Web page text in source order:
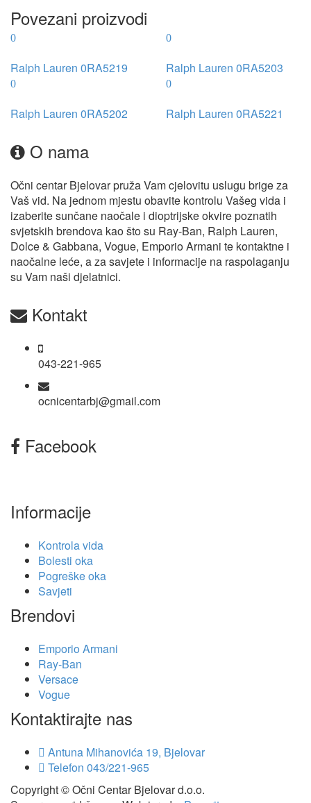
Povezani proizvodi
Ralph Lauren 0RA5219 Ralph Lauren 0RA5203
Ralph Lauren 0RA5202 Ralph Lauren 0RA5221
O nama
Očni centar Bjelovar pruža Vam cjelovitu uslugu brige za
Vaš vid. Na jednom mjestu obavite kontrolu Vašeg vida i
izaberite sunčane naočale i dioptrijske okvire poznatih
svjetskih brendova kao što su Ray-Ban, Ralph Lauren,
Dolce & Gabbana, Vogue, Emporio Armani te kontaktne i
naočalne leće, a za savjete i informacije na raspolaganju
su Vam naši djelatnici.
Kontakt
043-221-965
ocnicentarbj@gmail.com
Facebook
Informacije
Kontrola vida
Bolesti oka
Pogreške oka
Savjeti
Brendovi
Emporio Armani
Ray-Ban
Versace
Vogue
Kontaktirajte nas
Antuna Mihanovića 19, Bjelovar
Telefon 043/221-965
Copyright © Očni Centar Bjelovar d.o.o.